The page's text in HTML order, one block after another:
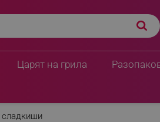
Царят на грила
покритие,
ПЦД:6.08